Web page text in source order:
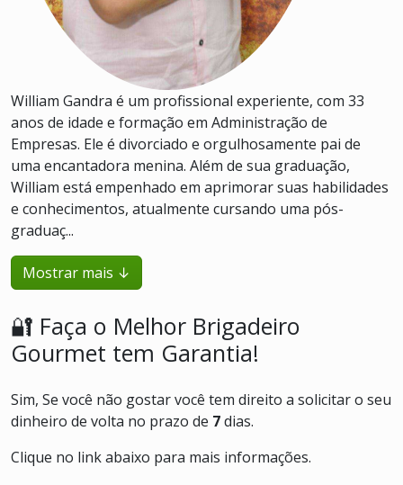
William Gandra é um profissional experiente, com 33
anos de idade e formação em Administração de
Empresas. Ele é divorciado e orgulhosamente pai de
uma encantadora menina. Além de sua graduação,
William está empenhado em aprimorar suas habilidades
e conhecimentos, atualmente cursando uma pós-
graduaç...
Mostrar mais ↓
🔐 Faça o Melhor Brigadeiro
Gourmet tem Garantia!
Sim, Se você não gostar você tem direito a solicitar o seu
dinheiro de volta no prazo de 7dias.
Clique no link abaixo para mais informações.